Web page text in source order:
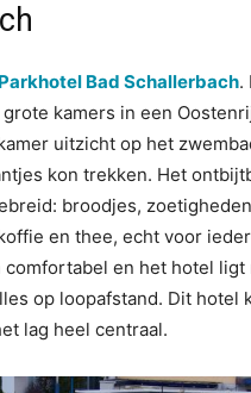
Parkhotel Bad Schallerbach.
kamers in een
uitzicht op het
kon trekken. Het
broodjes,
en thee, echt voor
comfortabel en het hotel ligt
op loopafstand. Dit hotel
lag heel centraal.